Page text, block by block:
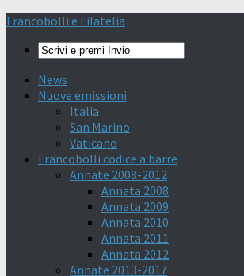
Francobolli e Filatelia
News
Nuove emissioni
Italia
San Marino
Vaticano
Francobolli codice a barre
Annate 2008-2012
Annata 2008
Annata 2009
Annata 2010
Annata 2011
Annata 2012
Annate 2013-2017